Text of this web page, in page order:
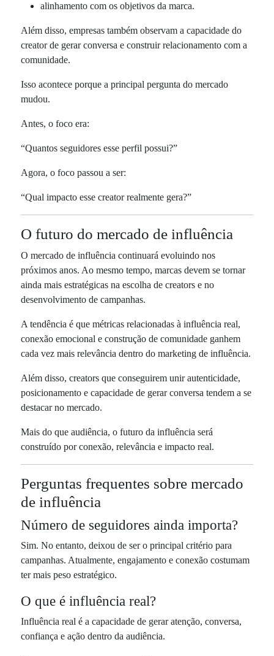
alinhamento com os objetivos da marca.
Além disso, empresas também observam a capacidade do
creator de gerar conversa e construir relacionamento com a
comunidade.
Isso acontece porque a principal pergunta do mercado
mudou.
Antes, o foco era:
“Quantos seguidores esse perfil possui?”
Agora, o foco passou a ser:
“Qual impacto esse creator realmente gera?”
O futuro do mercado de influência
O mercado de influência continuará evoluindo nos
próximos anos. Ao mesmo tempo, marcas devem se tornar
ainda mais estratégicas na escolha de creators e no
desenvolvimento de campanhas.
A tendência é que métricas relacionadas à influência real,
conexão emocional e construção de comunidade ganhem
cada vez mais relevância dentro do marketing de influência.
Além disso, creators que conseguirem unir autenticidade,
posicionamento e capacidade de gerar conversa tendem a se
destacar no mercado.
Mais do que audiência, o futuro da influência será
construído por conexão, relevância e impacto real.
Perguntas frequentes sobre mercado
de influência
Número de seguidores ainda importa?
Sim. No entanto, deixou de ser o principal critério para
campanhas. Atualmente, engajamento e conexão costumam
ter mais peso estratégico.
O que é influência real?
Influência real é a capacidade de gerar atenção, conversa,
confiança e ação dentro da audiência.